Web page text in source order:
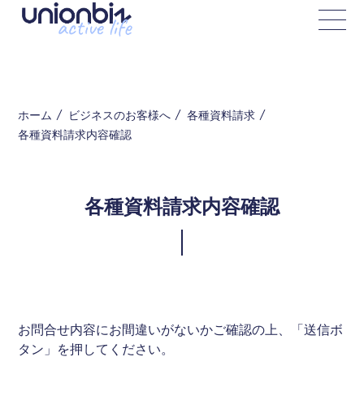
ホーム ビジネスのお客様へ
各種資料請求
各種資料請求内容確認
各種資料請求内容確認
お問合せ内容にお間違いがないかご確認の上、「送信ボ
タン」を押してください。